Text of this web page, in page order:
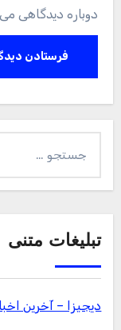
دوباره دیدگاهی
برای:
تبلیغات متنی
دیجیزا – آخرین